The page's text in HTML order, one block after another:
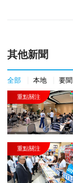
其他新聞
全部 本地 要聞